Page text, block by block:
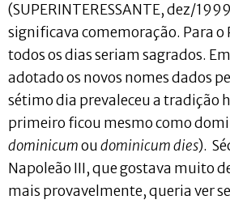
(SUPERINTERESSANTE, dez/
significava comemoração. Para o
todos os dias seriam sagrados.
adotado os novos nomes dados
sétimo dia prevaleceu a tradição
primeiro ficou mesmo como
dominicumoudominicum dies).
Napoleão III, que gostava muito
mais provavelmente, queria ver